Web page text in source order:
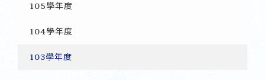
105學年度
104學年度
103學年度